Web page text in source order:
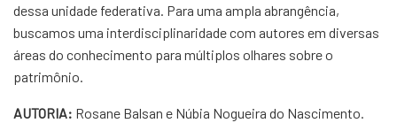
dessa unidade federativa. Para uma ampla abrangência,
buscamos uma interdisciplinaridade com autores em diversas
áreas do conhecimento para múltiplos olhares sobre o
patrimônio.
AUTORIA: Rosane Balsan e Núbia Nogueira do Nascimento.